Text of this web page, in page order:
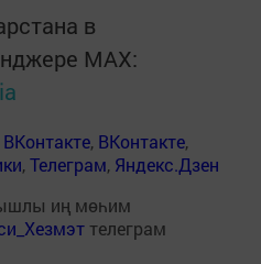
в
MАХ:
ВКонтакте, ВКонтакте,
,Телеграм, Яндекс.Дзен
иң мөһим
телеграм